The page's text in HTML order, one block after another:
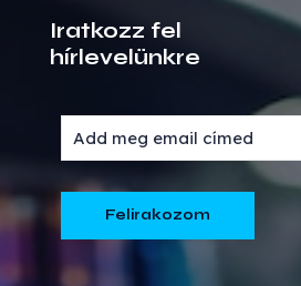
Iratkozz fel
hírlevelünkre